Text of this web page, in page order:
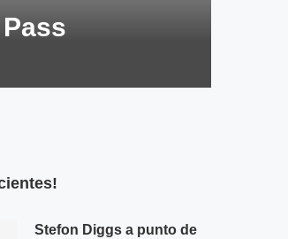
Stefon Diggs a punto de